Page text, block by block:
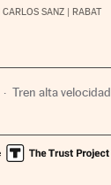
SANZ | RABAT
Tren alta velocidad